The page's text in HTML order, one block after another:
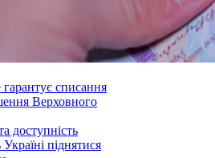
списання
Верховного
доступність
піднятися